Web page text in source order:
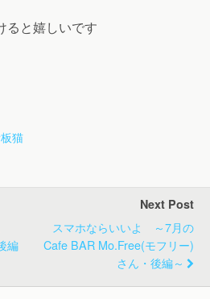
ると嬉しいです
猫
編
Next Post
スマホならいいよ ～7月の
Cafe BAR Mo.free(モフリー)
さん・後編～